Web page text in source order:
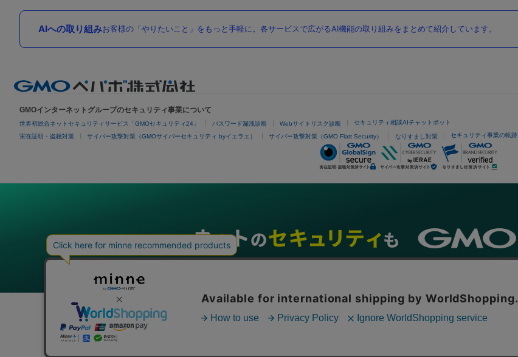
AIへの取り組みお客様の「やりたいこと」をもっと手軽に。各サービスで広がるAI機能の取り組みをまとめて紹介しています。
GMOインターネットグループのセキュリティ事業について
世界初総合ネットセキュリティサービス「GMOセキュリティ24」 パスワード漏洩診断 Webサイトリスク診断 セキュリティ相談AIチャットボット
実在証明・盗聴対策 サイバー攻撃対策（GMOサイバーセキュリティ byイエラエ） サイバー攻撃対策（GMO Flatt Security） なりすまし対策 セキュリティ事業の軌跡
グループサービス
インターネットサービス